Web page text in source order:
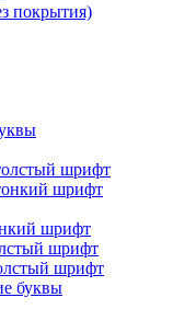
покрытия)
шрифт
шрифт
шрифт
шрифт
шрифт
буквы